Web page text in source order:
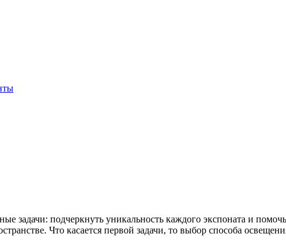
задачи: подчеркнуть уникальность каждого экспоната и помочь
Что касается первой задачи, то выбор способа